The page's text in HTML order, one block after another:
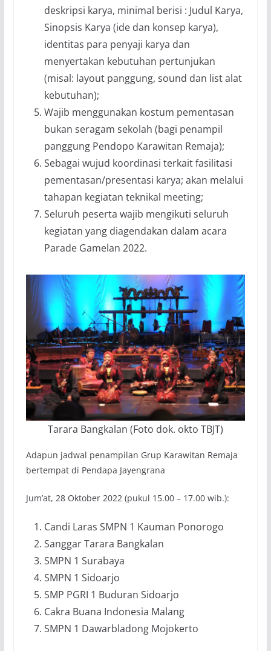
deskripsi karya, minimal berisi : Judul Karya,
Sinopsis Karya (ide dan konsep karya),
identitas para penyaji karya dan
menyertakan kebutuhan pertunjukan
(misal: layout panggung, sound dan list alat
kebutuhan);
Wajib menggunakan kostum pementasan
bukan seragam sekolah (bagi penampil
panggung Pendopo Karawitan Remaja);
Sebagai wujud koordinasi terkait fasilitasi
pementasan/presentasi karya; akan melalui
tahapan kegiatan teknikal meeting;
Seluruh peserta wajib mengikuti seluruh
kegiatan yang diagendakan dalam acara
Parade Gamelan 2022.
Tarara Bangkalan (Foto dok. okto TBJT)
Adapun jadwal penampilan Grup Karawitan Remaja
bertempat di Pendapa Jayengrana
Jum’at, 28 Oktober 2022 (pukul 15.00 – 17.00 wib.):
Candi Laras SMPN 1 Kauman Ponorogo
Sanggar Tarara Bangkalan
SMPN 1 Surabaya
SMPN 1 Sidoarjo
SMP PGRI 1 Buduran Sidoarjo
Cakra Buana Indonesia Malang
SMPN 1 Dawarbladong Mojokerto